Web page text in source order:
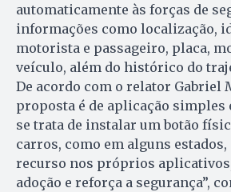
automaticamente às forças de
informações como localização,
motorista e passageiro, placa,
veículo, além do histórico do
De acordo com o relator Gabriel
proposta é de aplicação simples
se trata de instalar um botão
carros, como em alguns estados,
recurso nos próprios
adoção e reforça a segurança”,